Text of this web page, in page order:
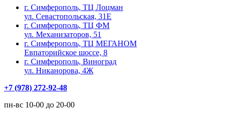
г. Симферополь, ТЦ Лоцман
ул. Севастопольская, 31Е
г. Симферополь, ТЦ ФМ
ул. Механизаторов, 51
г. Симферополь, ТЦ МЕГАНОМ
Евпаторийское шоссе, 8
г. Симферополь, Виноград
ул. Никанорова, 4Ж
+7 (978) 272-92-48
пн-вс 10-00 до 20-00